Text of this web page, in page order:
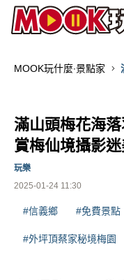
MOOK玩什麼‧景點家
滿山頭梅花海
賞梅仙境攝影
2025-01-24 11:30
玩樂
#信義鄉 #免費景點
#外坪頂蔡家秘境梅園